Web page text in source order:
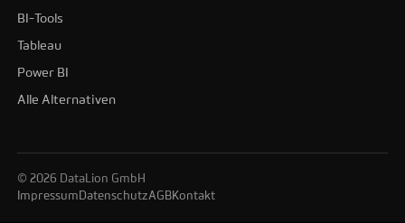
BI-Tools
Tableau
Power BI
Alle Alternativen
© 2026 DataLion GmbH
Impressum DatenschutzAGBKontakt